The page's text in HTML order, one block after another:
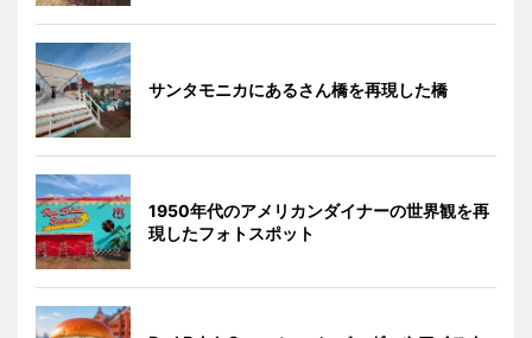
サンタモニカにあるさん橋を再現した橋
1950年代のアメリカンダイナーの世界観を再
現したフォトスポット